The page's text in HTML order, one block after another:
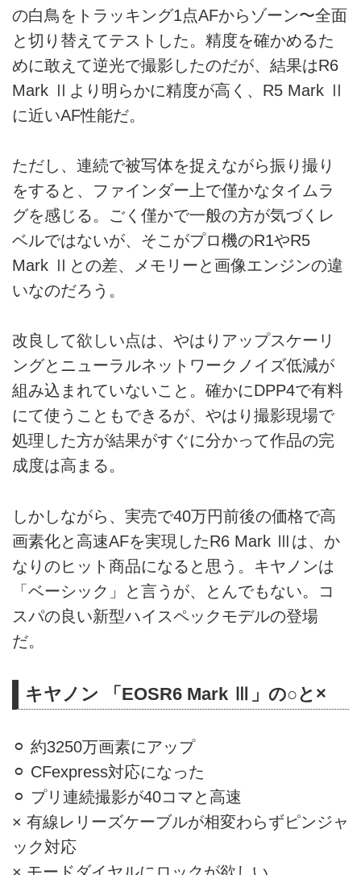
の白鳥をトラッキング1点AFからゾーン〜全面
と切り替えてテストした。精度を確かめるた
めに敢えて逆光で撮影したのだが、結果はR6
Mark Ⅱより明らかに精度が高く、R5 Mark Ⅱ
に近いAF性能だ。
ただし、連続で被写体を捉えながら振り撮り
をすると、ファインダー上で僅かなタイムラ
グを感じる。ごく僅かで一般の方が気づくレ
ベルではないが、そこがプロ機のR1やR5
Mark Ⅱとの差、メモリーと画像エンジンの違
いなのだろう。
改良して欲しい点は、やはりアップスケーリ
ングとニューラルネットワークノイズ低減が
組み込まれていないこと。確かにDPP4で有料
にて使うこともできるが、やはり撮影現場で
処理した方が結果がすぐに分かって作品の完
成度は高まる。
しかしながら、実売で40万円前後の価格で高
画素化と高速AFを実現したR6 Mark Ⅲは、か
なりのヒット商品になると思う。キヤノンは
「ベーシック」と言うが、とんでもない。コ
スパの良い新型ハイスペックモデルの登場
だ。
キヤノン 「EOSR6 Mark Ⅲ」の○と×
⚪︎ 約3250万画素にアップ
⚪︎ CFexpress対応になった
⚪︎ プリ連続撮影が40コマと高速
× 有線レリーズケーブルが相変わらずピンジャ
ック対応